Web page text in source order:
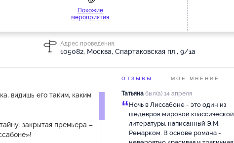
Похожие
мероприятия
Адрес проведения:
105082, Москва, Спартаковская пл., 9/1а
видишь его таким, каким
закрытая премьера –
ОТЗЫВЫ МОЕ МНЕНИЕ
Татьяна был(а) 14 апреля
“ Ночь в Лиссабоне - это один из
шедевров мировой классической
литературы, написанный Э.М.
Ремарком. В основе романа -